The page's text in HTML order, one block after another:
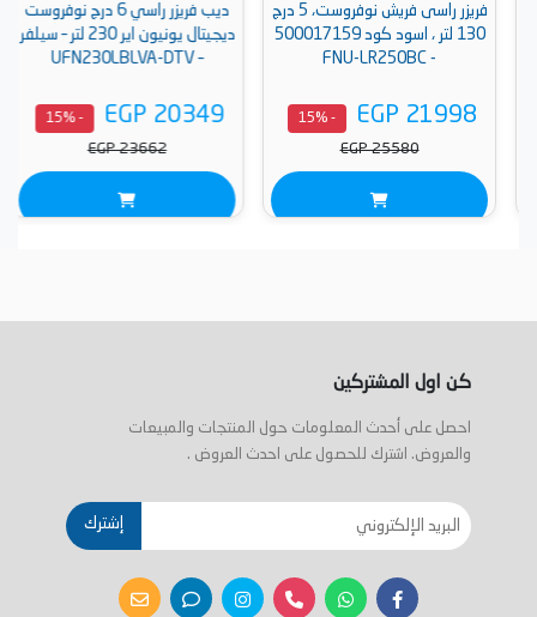
فريزر راسى فريش نوفروست، 5 درج
130 لتر ، اسود كود 500017159
EGP 21998
EGP 25580
ديب فريزر راسي 6 درج نوفروست
ديجيتال يونيون اير 230 لتر – سيلفر
EGP 20349
EGP 23662
كن اول المشتركين
احصل على أحدث المعلومات حول المنتجات والمبيعات
والعروض. اشترك للحصول على احدث العروض .
إشترك